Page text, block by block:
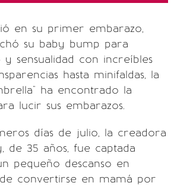
en su primer embarazo,
su baby bump para
sensualidad con increíbles
hasta minifaldas, la
ha encontrado la
lucir sus embarazos.
días de julio, la creadora
de 35 años, fue captada
pequeño descanso en
de convertirse en mamá por